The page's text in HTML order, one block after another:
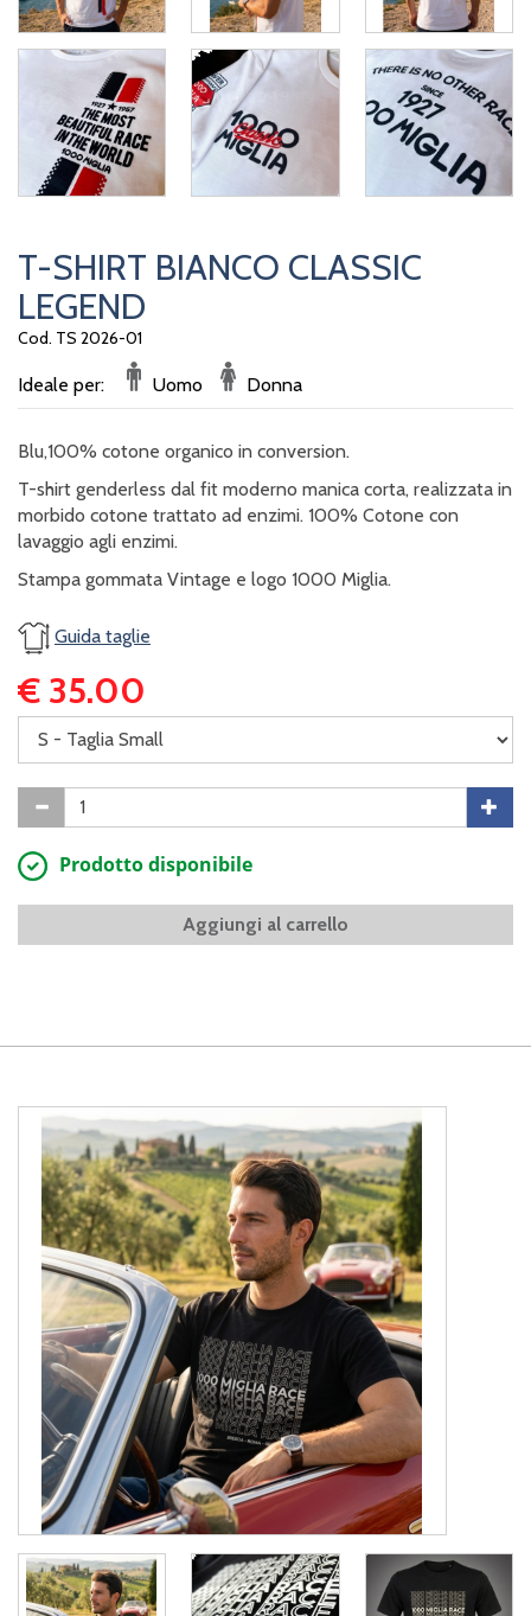
T-SHIRT BIANCO CLASSIC
LEGEND
Cod. TS 2026-01
Ideale per: Uomo Donna
Blu,100% cotone organico in conversion.
T-shirt genderless dal fit moderno manica corta, realizzata in
morbido cotone trattato ad enzimi. 100% Cotone con
lavaggio agli enzimi.
Stampa gommata Vintage e logo 1000 Miglia.
Guida taglie
€ 35.00
Prodotto disponibile
Aggiungi al carrello